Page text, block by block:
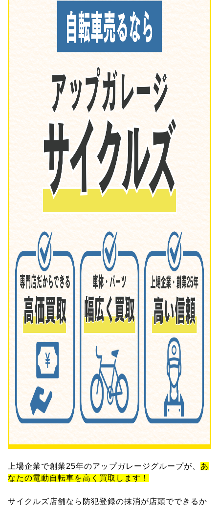
上場企業で創業25年のアップガレージグループが、 あ
なたの電動自転車を高く買取します！
サイクルズ店舗なら防犯登録の抹消が店頭でできるか